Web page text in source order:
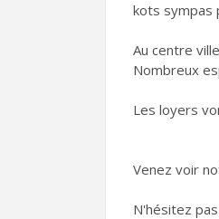
kots sympas
Au centre
Nombreux
Les loyers
Venez voir
N'hésitez